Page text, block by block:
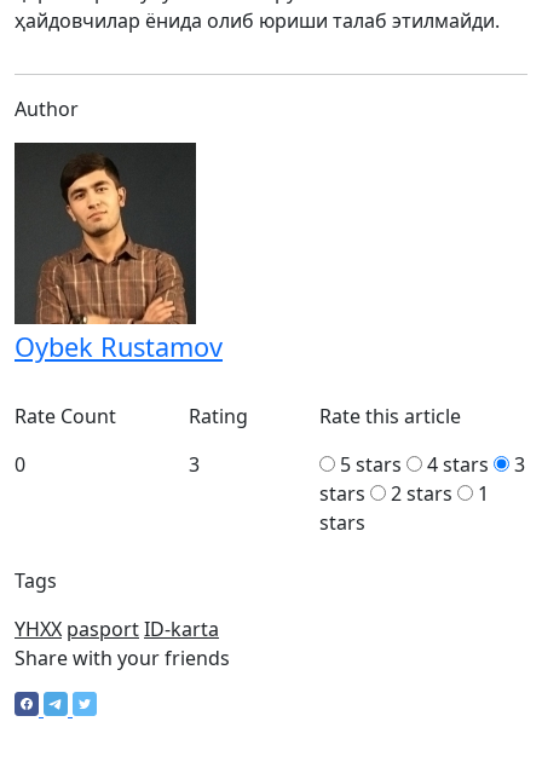
ҳайдовчилар ёнида олиб юриши талаб этилмайди.
Author
Oybek Rustamov
Tags
YHXX pasportID-karta
Rate Count
0
Rating
3
Rate this article
5 stars
4 stars
3
stars
2 stars
1
stars
Share with your friends